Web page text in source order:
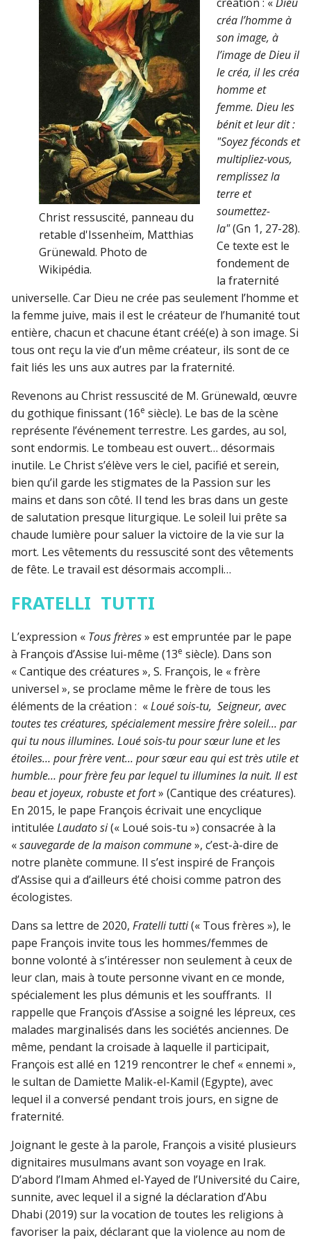
Christ ressuscité, panneau du
retable d'Issenheïm, Matthias
Grünewald. Photo de
Wikipédia.
créa l’homme à
son image, à
l’image de Dieu il
le créa, il les créa
homme et
femme. Dieu les
bénit et leur dit :
"Soyez féconds et
multipliez-vous,
remplissez la
terre et
soumettez-
la"(Gn 1, 27-28).
Ce texte est le
fondement de
la fraternité
universelle. Car Dieu ne crée pas seulement l’homme et
la femme juive, mais il est le créateur de l’humanité tout
entière, chacun et chacune étant créé(e) à son image. Si
tous ont reçu la vie d’un même créateur, ils sont de ce
fait liés les uns aux autres par la fraternité.
Revenons au Christ ressuscité de M. Grünewald, œuvre
du gothique finissant (16e siècle). Le bas de la scène
représente l’événement terrestre. Les gardes, au sol,
sont endormis. Le tombeau est ouvert… désormais
inutile. Le Christ s’élève vers le ciel, pacifié et serein,
bien qu’il garde les stigmates de la Passion sur les
mains et dans son côté. Il tend les bras dans un geste
de salutation presque liturgique. Le soleil lui prête sa
chaude lumière pour saluer la victoire de la vie sur la
mort. Les vêtements du ressuscité sont des vêtements
de fête. Le travail est désormais accompli…
FRATELLI TUTTI
L’expression « Tous frères» est empruntée par le pape
à François d’Assise lui-même (13e siècle). Dans son
« Cantique des créatures », S. François, le « frère
universel », se proclame même le frère de tous les
éléments de la création : «Loué sois-tu, Seigneur, avec
toutes tes créatures, spécialement messire frère soleil… par
qui tu nous illumines. Loué sois-tu pour sœur lune et les
étoiles… pour frère vent… pour sœur eau qui est très utile et
humble… pour frère feu par lequel tu illumines la nuit. Il est
beau et joyeux, robuste et fort» (Cantique des créatures).
En 2015, le pape François écrivait une encyclique
intitulée Laudato si(« Loué sois-tu ») consacrée à la
«sauvegarde de la maison commune», c’est-à-dire de
notre planète commune. Il s’est inspiré de François
d’Assise qui a d’ailleurs été choisi comme patron des
écologistes.
Dans sa lettre de 2020, Fratelli tutti(« Tous frères »), le
pape François invite tous les hommes/femmes de
bonne volonté à s’intéresser non seulement à ceux de
leur clan, mais à toute personne vivant en ce monde,
spécialement les plus démunis et les souffrants. Il
rappelle que François d’Assise a soigné les lépreux, ces
malades marginalisés dans les sociétés anciennes. De
même, pendant la croisade à laquelle il participait,
François est allé en 1219 rencontrer le chef « ennemi »,
le sultan de Damiette Malik-el-Kamil (Egypte), avec
lequel il a conversé pendant trois jours, en signe de
fraternité.
Joignant le geste à la parole, François a visité plusieurs
dignitaires musulmans avant son voyage en Irak.
D’abord l’Imam Ahmed el-Yayed de l’Université du Caire,
sunnite, avec lequel il a signé la déclaration d’Abu
Dhabi (2019) sur la vocation de toutes les religions à
favoriser la paix, déclarant que la violence au nom de